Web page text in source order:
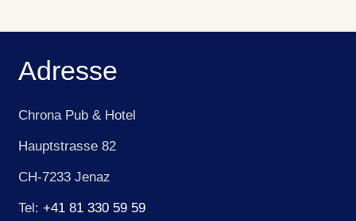
Adresse
Chrona Pub & Hotel
Hauptstrasse 82
CH-7233 Jenaz
Tel:+41 81 330 59 59